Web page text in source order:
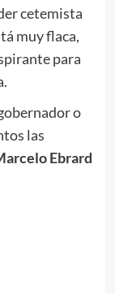
cetemista
muy flaca,
para
o
las
Ebrard